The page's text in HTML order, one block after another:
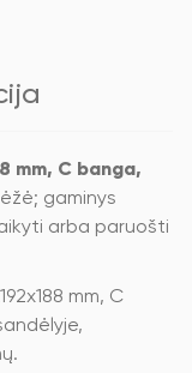
mm, C banga,
gaminys
arba paruošti
mm, C